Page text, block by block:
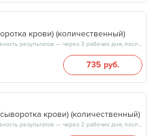
крови) (количественный)
Продолжительность минут, готовность результатов — через 3 рабочих дня, после 17:00
735 руб.
крови) (количественный)
Продолжительность минут, готовность результатов — через 2 рабочих дня, после 17:00